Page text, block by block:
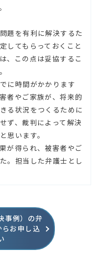
題を有利に解決するた
してもらっておくこと
、この点は妥協するこ
に時間がかかります
者やご家族が、将来的
る状況をつくるために
ず、裁判によって解決
思います。
が得られ、被害者やご
。担当した弁護士とし
事例）の弁
らお申し込